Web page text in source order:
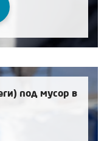
под мусор в